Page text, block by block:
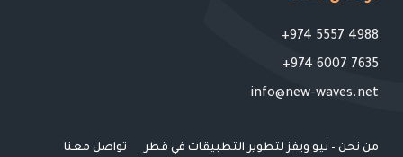
4988 5557 974+
7635 6007 974+
info@new-waves.net
من نحن – نيو ويفز لتطوير التطبيقات في قطر تواصل معنا